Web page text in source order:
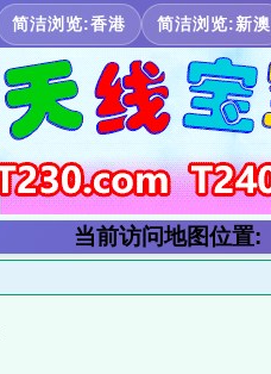
简洁浏览:香港 简洁浏览:新澳
当前访问地图位置: